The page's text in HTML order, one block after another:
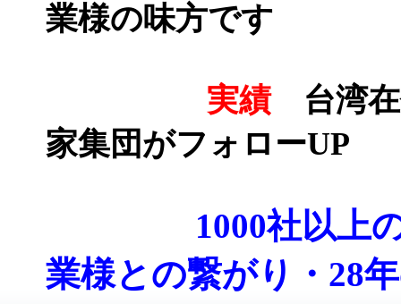
業様の味方です
実績 台湾
家集団がフォローUP
1000社以上
業様との繋がり・28